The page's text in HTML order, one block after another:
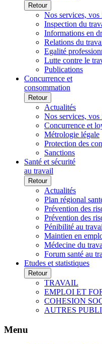
Retour
Nos services,
Inspection du
Informations en
Relations du
Egalité
Lutte contre le
Publications
Concurrence et
consommation
Retour
Actualités
Nos services,
Concurrence et
Métrologie légale
Protection des
Sanctions
Santé et sécurité
au travail
Retour
Actualités
Plan régional
Prévention des
Prévention des
Pénibilité au
Maintien en
Médecine du
Forum santé au
Etudes et statistiques
Retour
TRAVAIL
EMPLOI ET
COHESION
AUTRES
Menu